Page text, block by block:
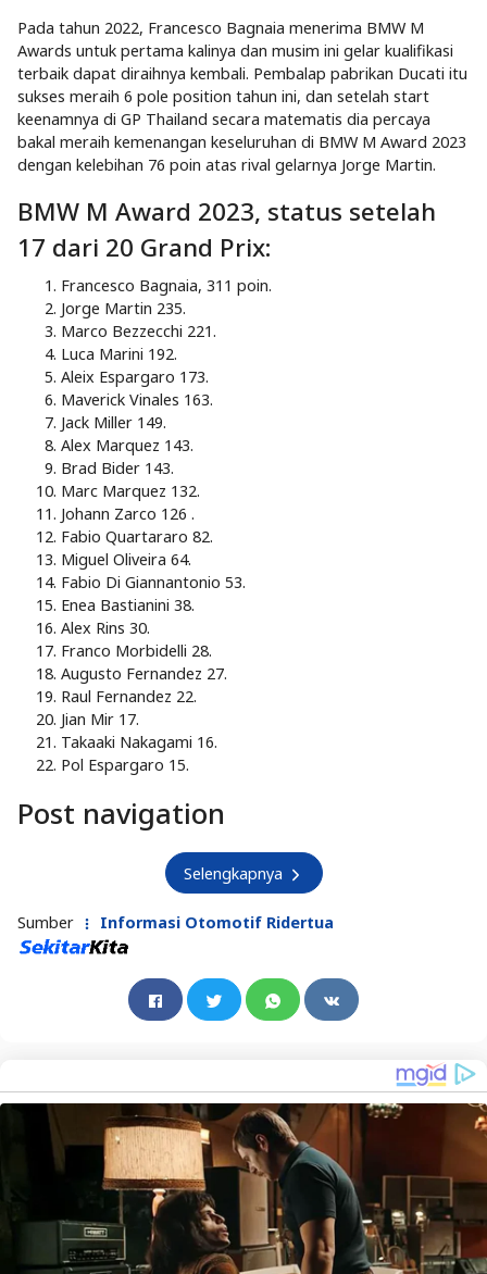
Pada tahun 2022, Francesco Bagnaia menerima BMW M
Awards untuk pertama kalinya dan musim ini gelar kualifikasi
terbaik dapat diraihnya kembali. Pembalap pabrikan Ducati itu
sukses meraih 6 pole position tahun ini, dan setelah start
keenamnya di GP Thailand secara matematis dia percaya
bakal meraih kemenangan keseluruhan di BMW M Award 2023
dengan kelebihan 76 poin atas rival gelarnya Jorge Martin.
BMW M Award 2023, status setelah
17 dari 20 Grand Prix:
Francesco Bagnaia, 311 poin.
Jorge Martin 235.
Marco Bezzecchi 221.
Luca Marini 192.
Aleix Espargaro 173.
Maverick Vinales 163.
Jack Miller 149.
Alex Marquez 143.
Brad Bider 143.
Marc Marquez 132.
Johann Zarco 126 .
Fabio Quartararo 82.
Miguel Oliveira 64.
Fabio Di Giannantonio 53.
Enea Bastianini 38.
Alex Rins 30.
Franco Morbidelli 28.
Augusto Fernandez 27.
Raul Fernandez 22.
Jian Mir 17.
Takaaki Nakagami 16.
Pol Espargaro 15.
Post navigation
Selengkapnya
Sumber Informasi Otomotif Ridertua